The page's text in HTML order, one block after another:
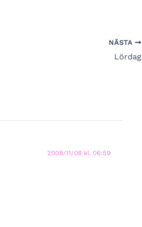
NÄSTA
Lördag
2008/11/08 kl. 06:59